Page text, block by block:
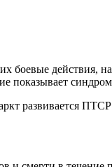
боевые действия,
показывает
развивается ПТСР